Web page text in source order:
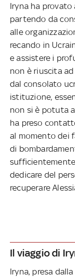
Iryna ha
partendo da
alle
recando in
e assistere i
non è riuscita
dal consolato
istituzione,
non si è potuta
ha preso
al momento dei
di
dedicare del
recuperare
Il viaggio di
Iryna, presa